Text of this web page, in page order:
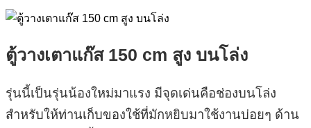
ตู้วางเตาแก๊ส 150 cm สูง บนโล่ง
รุ่นนี้เป็นรุ่นน้องใหม่มาแรง มีจุดเด่นคือช่องบนโล่ง
สำหรับให้ท่านเก็บของใช้ที่มักหยิบมาใช้งานบ่อยๆ ด้าน